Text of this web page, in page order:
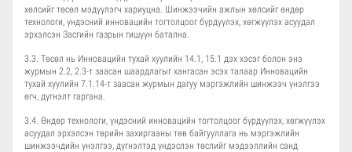
хөлсийг төсөл мэдүүлэгч хариуцна. Шинжээчийн ажлын хөлсийг өндөр
технологи, үндэсний инновацийн тогтолцоог бүрдүүлэх, хөгжүүлэх асуудал
эрхэлсэн Засгийн газрын гишүүн батална.
3.3. Төсөл нь Инновацийн тухай хуулийн 14.1, 15.1 дэх хэсэг болон энэ
журмын 2.2, 2.3-т заасан шаардлагыг хангасан эсэх талаар Инновацийн
тухай хуулийн 7.1.14-т заасан журмын дагуу мэргэжлийн шинжээч үнэлгээ
өгч, дүгнэлт гаргана.
3.4. Өндөр технологи, үндэсний инновацийн тогтолцоог бүрдүүлэх, хөгжүүлэх
асуудал эрхэлсэн төрийн захиргааны төв байгууллага нь мэргэжлийн
шинжээчдийн үнэлгээ, дүгнэлтэд үндэслэн төслийг мэдээллийн санд